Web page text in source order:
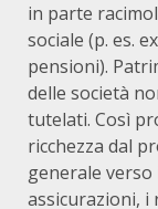
in parte
sociale (p. es.
pensioni).
delle società
tutelati. Così
ricchezza dal
generale verso
assicurazioni, i